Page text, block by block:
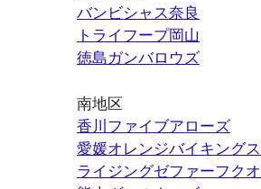
バンビシャス奈良
トライフープ岡山
徳島ガンバロウズ
南地区
香川ファイブアローズ
愛媛オレンジバイキングス
ライジングゼファーフク